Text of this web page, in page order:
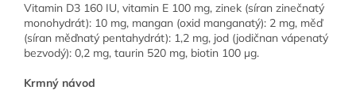
Vitamin D3 160 IU, vitamin E 100 mg, zinek (síran zinečnatý
monohydrát): 10 mg, mangan (oxid manganatý): 2 mg, měď
(síran měďnatý pentahydrát): 1,2 mg, jod (jodičnan vápenatý
bezvodý): 0,2 mg, taurin 520 mg, biotin 100 µg.
Krmný návod